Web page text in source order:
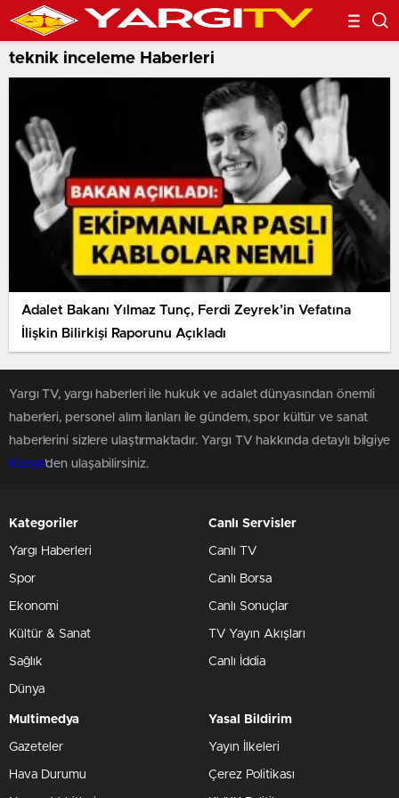
teknik inceleme Haberleri
Adalet Bakanı Yılmaz Tunç, Ferdi Zeyrek’in Vefatına
İlişkin Bilirkişi Raporunu Açıkladı
Yargı TV, yargı haberleri ile hukuk ve adalet dünyasından önemli
haberleri, personel alım ilanları ile gündem, spor kültür ve sanat
haberlerini sizlere ulaştırmaktadır. Yargı TV hakkında detaylı bilgiye
Künye'den ulaşabilirsiniz.
Kategoriler
Yargı Haberleri
Spor
Ekonomi
Kültür & Sanat
Sağlık
Dünya
Canlı Servisler
Canlı TV
Canlı Borsa
Canlı Sonuçlar
TV Yayın Akışları
Canlı İddia
Multimedya
Gazeteler
Hava Durumu
Yasal Bildirim
Yayın İlkeleri
Çerez Politikası